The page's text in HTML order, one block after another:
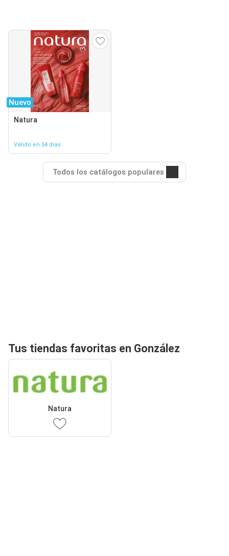
Nuevo
Natura
Válido en 54 días
Todos los catálogos populares
Tus tiendas favoritas en González
Natura